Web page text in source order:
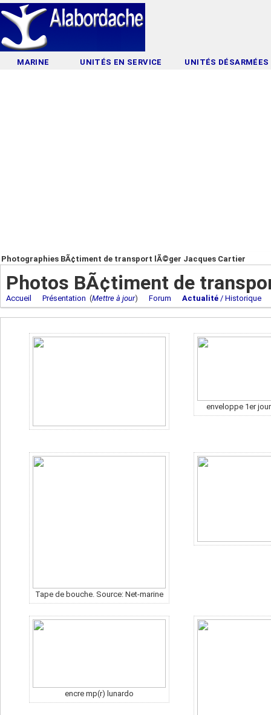
MARINE UNITÉS EN SERVICE UNITÉS DÉSARMÉES
Photographies BÃ¢timent de transport lÃ©ger Jacques Cartier
Photos BÃ¢timent de
Accueil Présentation (Mettre à jour) Forum Actualité / Historique
enveloppe 1er
Tape de bouche. Source: Net-marine
encre mp(r) lunardo